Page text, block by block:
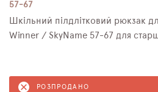
57-67
Шкільний пілдлітковий рюкзак
Winner / SkyNamе 57-67 для
РОЗПРОДАНО